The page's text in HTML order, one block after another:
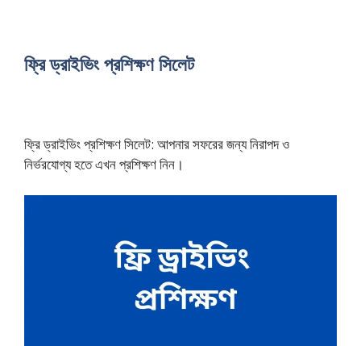
ফ্রি ড্রাইভিং প্রশিক্ষণ সিলেট
ফ্রি ড্রাইভিং প্রশিক্ষণ সিলেট: আপনার সফরের জন্য নিরাপদ ও
নির্ভরযোগ্য হতে এখন প্রশিক্ষণ নিন।